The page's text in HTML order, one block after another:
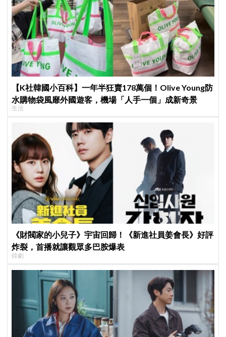
【K社韓國小百科】一年半狂賣178萬個！Olive Young防
水購物袋風靡外國遊客，機場「人手一個」成新奇景
生活
《財閥家的小兒子》宇宙回歸！《新進社員姜會長》好評
炸裂，首播就讓觀眾多巴胺爆表
韓劇